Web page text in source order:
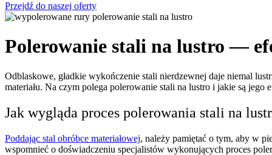
Przejdź do naszej oferty
Polerowanie stali na lustro —
Odblaskowe, gładkie wykończenie stali nierdzewnej daje niemal
materiału. Na czym polega polerowanie stali na lustro i jakie są jego
Jak wygląda proces polerowania stali na
Poddając stal obróbce materiałowej, należy pamiętać o tym, aby w
wspomnieć o doświadczeniu specjalistów wykonujących proces